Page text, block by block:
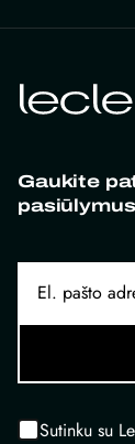
Gaukite
Sutinku su